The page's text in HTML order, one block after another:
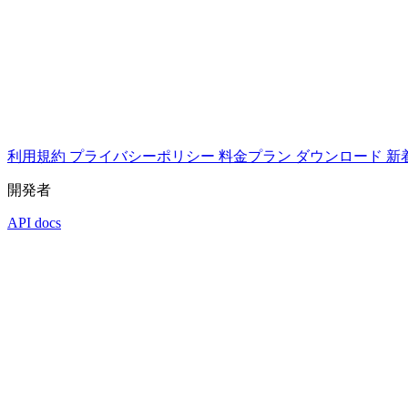
利用規約 プライバシーポリシー 料金プラン ダウンロード 新
開発者
API docs